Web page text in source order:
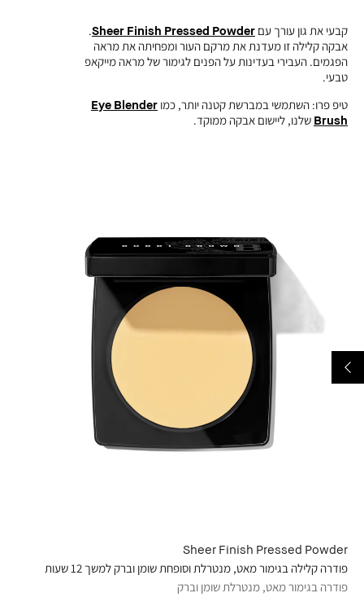
קבעי את גון עורך עם Sheer Finish Pressed Powder
.
אבקה קלילה זו מעדנת את מרקם העור ומפחיתה את מראה
הפגמים. העבירי בעדינות על הפנים לגימור של מראה מייקאפ
טבעי.
טיפ פרו: השתמשי במברשת קטנה יותר, כמו Eye Blender
Brush שלנו, ליישום אבקה ממוקד.
Sheer Finish Pressed Powder
פודרה קלילה בגימור מאט, מנטרלת וסופחת שומן וברק למשך 12 שעות
פודרה בגימור מאט, מנטרלת שומן וברק